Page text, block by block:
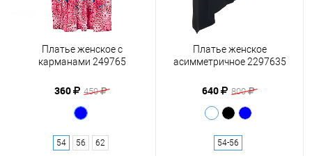
Платье женское с
карманами 249765
360 450
54 56 62
Платье женское
асимметричное 2297635
640 800
54-56